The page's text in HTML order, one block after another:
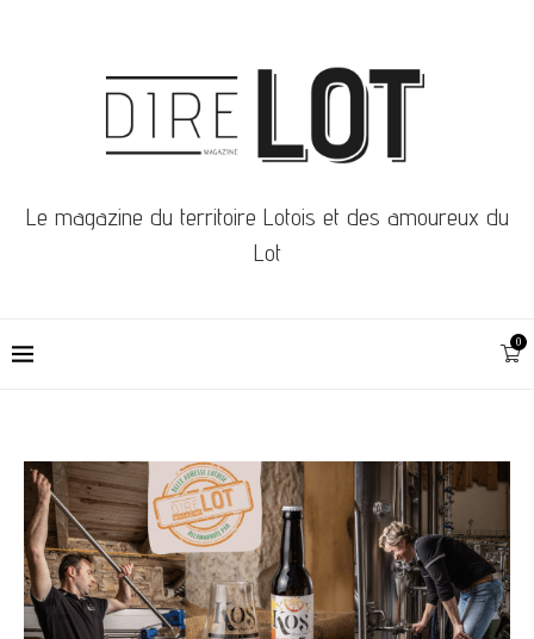
Le magazine du territoire Lotois et des amoureux du
Lot
0